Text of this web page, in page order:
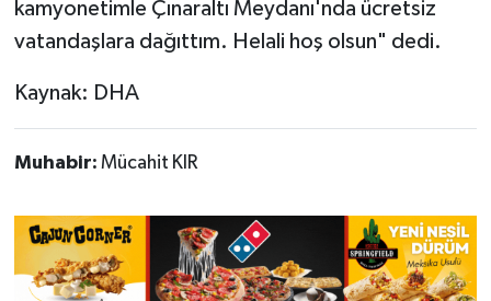
kamyonetimle Çınaraltı Meydanı'nda ücretsiz
vatandaşlara dağıttım. Helali hoş olsun" dedi.
Kaynak: DHA
Muhabir: Mücahit KIR